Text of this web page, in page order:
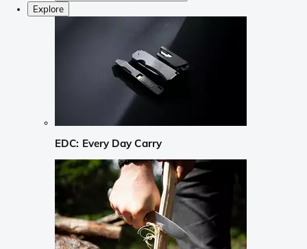
Explore
EDC: Every Day Carry